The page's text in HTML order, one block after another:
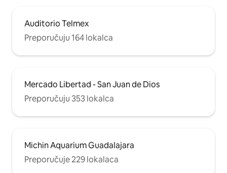
Auditorio Telmex
Preporučuju 164 lokalca
Mercado Libertad - San Juan de Dios
Preporučuju 353 lokalca
Michin Aquarium Guadalajara
Preporučuje 229 lokalaca